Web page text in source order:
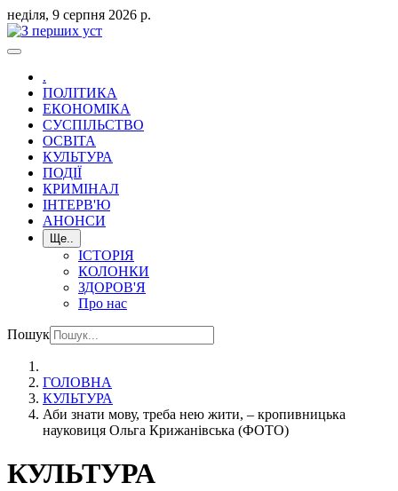
неділя, 9 серпня 2026 р.
.
ПОЛІТИКА
ЕКОНОМІКА
СУСПІЛЬСТВО
ОСВІТА
КУЛЬТУРА
ПОДІЇ
КРИМІНАЛ
ІНТЕРВ'Ю
АНОНСИ
Ще..
ІСТОРІЯ
КОЛОНКИ
ЗДОРОВ'Я
Про нас
Пошук
ГОЛОВНА
КУЛЬТУРА
Аби знати мову, треба нею жити, – кропивницька
науковиця Ольга Крижанівська (ФОТО)
КУЛЬТУРА